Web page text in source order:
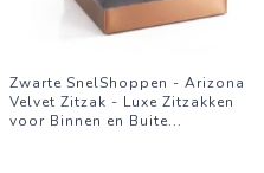
Zwarte SnelShoppen - Arizona
Velvet Zitzak - Luxe Zitzakken
voor Binnen en Buite...